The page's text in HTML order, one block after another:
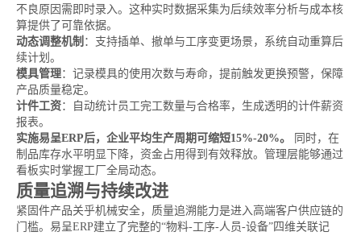
不良原因需即时录入。这种实时数据采集为后续效率分析与成本核
算提供了可靠依据。
动态调整机制 ：支持插单、撤单与工序变更场景，系统自动重算后
续计划。
模具管理：记录模具的使用次数与寿命，提前触发更换预警，保障
产品质量稳定。
计件工资：自动统计员工完工数量与合格率，生成透明的计件薪资
报表。
实施易呈ERP后，企业平均生产周期可缩短15%-20%。
同时，在
制品库存水平明显下降，资金占用得到有效释放。管理层能够通过
看板实时掌握工厂全局动态。
质量追溯与持续改进
紧固件产品关乎机械安全，质量追溯能力是进入高端客户供应链的
门槛。易呈ERP建立了完整的“物料-工序-人员-设备”四维关联记